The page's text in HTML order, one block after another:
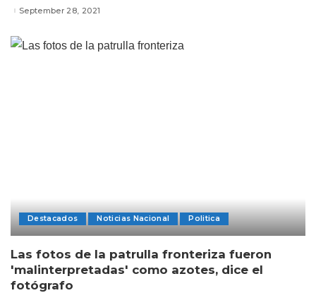
September 28, 2021
Destacados Noticias Nacional Politica
Las fotos de la patrulla fronteriza fueron
'malinterpretadas' como azotes, dice el
fotógrafo